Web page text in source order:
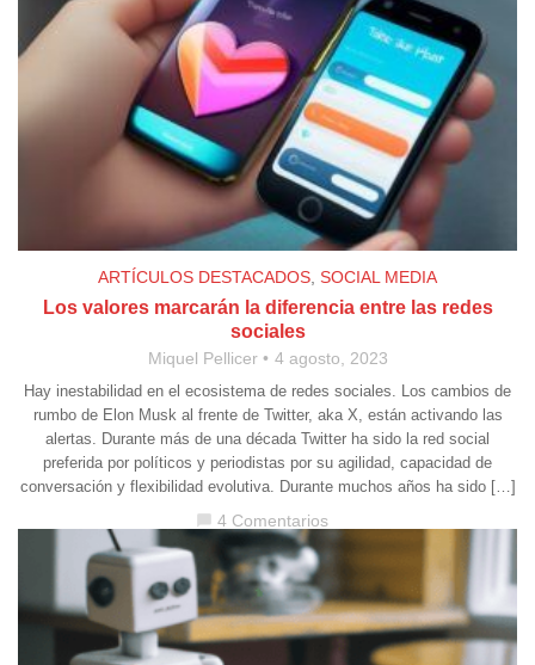
ARTÍCULOS DESTACADOS SOCIAL MEDIA
Los valores marcarán la diferencia entre las redes
sociales
Miquel Pellicer 4 agosto, 2023
Hay inestabilidad en el ecosistema de redes sociales. Los cambios de
rumbo de Elon Musk al frente de Twitter, aka X, están activando las
alertas. Durante más de una década Twitter ha sido la red social
preferida por políticos y periodistas por su agilidad, capacidad de
conversación y flexibilidad evolutiva. Durante muchos años ha sido […]
4 Comentarios